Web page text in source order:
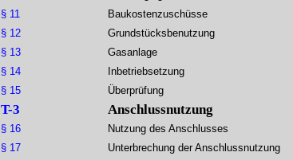
§ 11
§ 12
§ 13
§ 14
§ 15
T-3
§ 16
§ 17
Baukostenzuschüsse
Grundstücksbenutzung
Gasanlage
Inbetriebsetzung
Überprüfung
Anschlussnutzung
Nutzung des Anschlusses
Unterbrechung der Anschlussnutzung